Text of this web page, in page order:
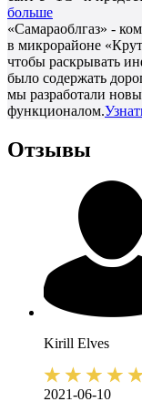
больше
«Самараоблгаз» -
в микрорайоне
чтобы раскрывать
было содержать
мы разработали
функционалом.
Отзывы
Kirill Elves
2021-06-10